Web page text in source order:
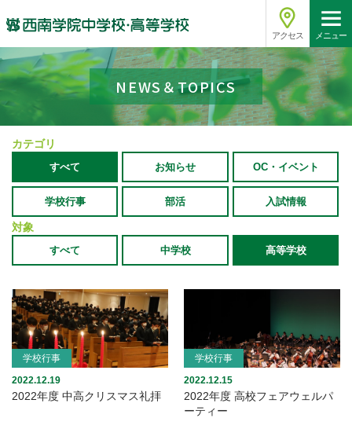
アクセス メニュー
NEWS＆TOPICS
カテゴリ
すべて お知らせ OC・イベント
学校行事 部活 入試情報
対象
すべて 中学校 高等学校
学校行事
2022.12.19
2022年度 中高クリスマス礼拝
学校行事
2022.12.15
2022年度 高校フェアウェルパ
ーティー